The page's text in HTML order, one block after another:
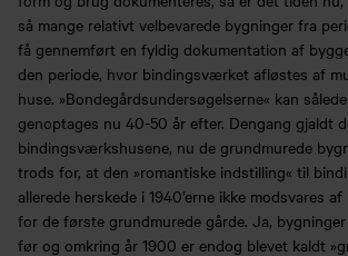
så mange relativt velbevarede bygninger fra
få gennemført en fyldig dokumentation af
den periode, hvor bindingsværket afløstes af
huse. »Bondegårdsundersøgelserne« kan
genoptages nu 40-50 år efter. Dengang gjaldt
bindingsværkshusene, nu de grundmurede
trods for, at den »romantiske indstilling« til
allerede herskede i 1940’erne ikke modsvares
for de første grundmurede gårde. Ja,
før og omkring år 1900 er endog blevet kaldt